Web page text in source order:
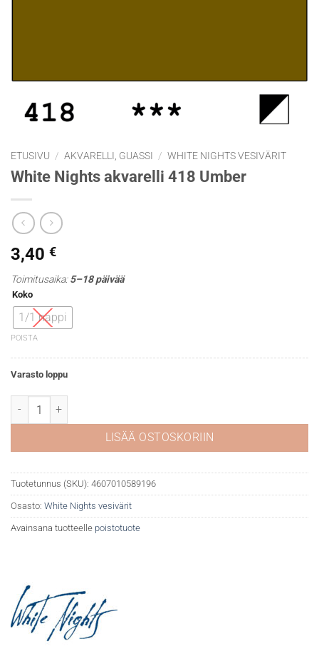
ETUSIVU / AKVARELLI, GUASSI / WHITE NIGHTS VESIVÄRIT
White Nights akvarelli 418 Umber
3,40 €
Toimitusaika:5–18 päivää
Koko
1/1 nappi
POISTA
Varasto loppu
White Nights akvarelli 418 Umber määrä
LISÄÄ OSTOSKORIIN
Tuotetunnus (SKU): 4607010589196
Osasto: White Nights vesivärit
Avainsana tuotteelle poistotuote